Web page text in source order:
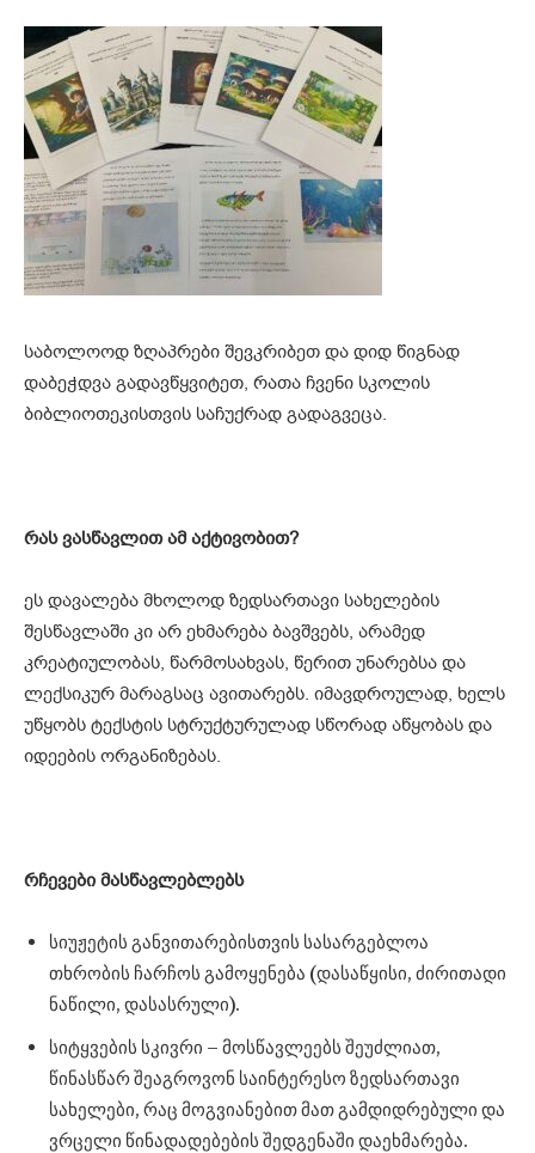
საბოლოოდ ზღაპრები შევკრიბეთ და დიდ წიგნად
დაბეჭდვა გადავწყვიტეთ, რათა ჩვენი სკოლის
ბიბლიოთეკისთვის საჩუქრად გადაგვეცა.
რას ვასწავლით ამ აქტივობით?
ეს დავალება მხოლოდ ზედსართავი სახელების
შესწავლაში კი არ ეხმარება ბავშვებს, არამედ
კრეატიულობას, წარმოსახვას, წერით უნარებსა და
ლექსიკურ მარაგსაც ავითარებს. იმავდროულად, ხელს
უწყობს ტექსტის სტრუქტურულად სწორად აწყობას და
იდეების ორგანიზებას.
რჩევები მასწავლებლებს
სიუჟეტის განვითარებისთვის სასარგებლოა
თხრობის ჩარჩოს გამოყენება (დასაწყისი, ძირითადი
ნაწილი, დასასრული).
სიტყვების სკივრი – მოსწავლეებს შეუძლიათ,
წინასწარ შეაგროვონ საინტერესო ზედსართავი
სახელები, რაც მოგვიანებით მათ გამდიდრებული და
ვრცელი წინადადებების შედგენაში დაეხმარება.